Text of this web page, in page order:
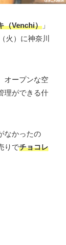
（Venchi） 」
火）に神奈川
オープンな空
理ができる什
なかったの
りでチョコレ